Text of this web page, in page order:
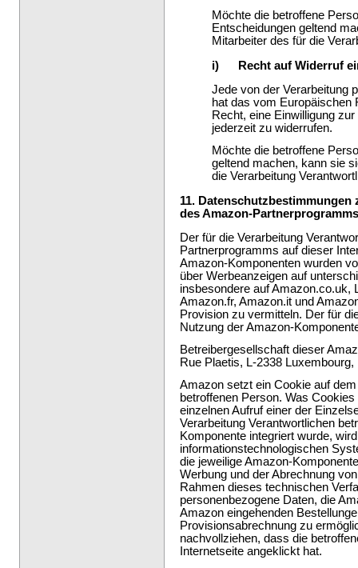
Möchte die betroffene
Entscheidungen geltend
Mitarbeiter des für die
i) Recht auf Widerruf
Jede von der Verarbeitung
hat das vom Europäischen
Recht, eine Einwilligung
jederzeit zu widerrufen.
Möchte die betroffene
geltend machen, kann sie
die Verarbeitung
11.
des Amazon-Partnerprogramms
Der für die Verarbeitung
Partnerprogramms auf dieser
Amazon-Komponenten wurden
über Werbeanzeigen auf
insbesondere auf Amazon.co.uk,
Amazon.fr, Amazon.it und
Provision zu vermitteln. Der für
Nutzung der Amazon-
Betreibergesellschaft dieser
Rue Plaetis, L-2338
Amazon setzt ein Cookie auf
betroffenen Person. Was
einzelnen Aufruf einer der
Verarbeitung Verantwortlichen
Komponente integriert wurde,
informationstechnologischen
die jeweilige Amazon-
Werbung und der Abrechnung
Rahmen dieses technischen
personenbezogene Daten, die
Amazon eingehenden
Provisionsabrechnung zu
nachvollziehen, dass die
Internetseite angeklickt hat.